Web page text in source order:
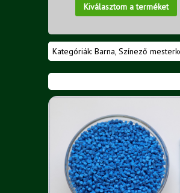
Kiválasztom a terméket
Kategóriák: Barna Színező